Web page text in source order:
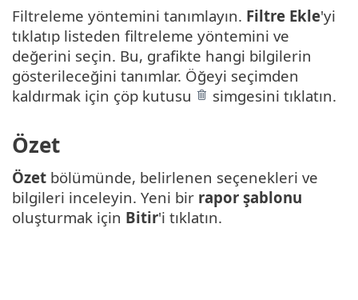
Filtreleme yöntemini tanımlayın. Filtre Ekle'yi
tıklatıp listeden filtreleme yöntemini ve
değerini seçin. Bu, grafikte hangi bilgilerin
gösterileceğini tanımlar. Öğeyi seçimden
kaldırmak için çöp kutusu
simgesini tıklatın.
Özet
Özet bölümünde, belirlenen seçenekleri ve
bilgileri inceleyin. Yeni bir rapor şablonu
oluşturmak için Bitir'i tıklatın.